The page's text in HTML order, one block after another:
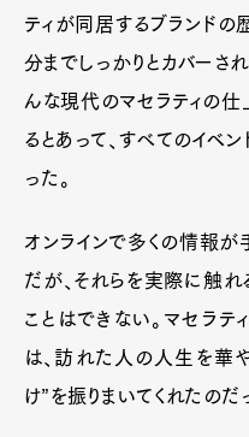
ティが同居するブランド
分までしっかりとカバーさ
んな現代のマセラティの
るとあって、すべてのイベ
った。
オンラインで多くの情報
だが、それらを実際に触
ことはできない。マセラ
は、訪れた人の人生を華
け”を振りまいてくれたのだ